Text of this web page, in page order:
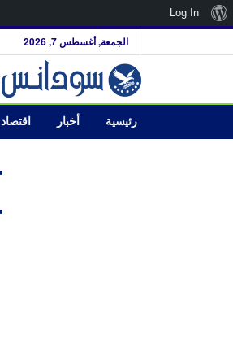
الجمعة, أغسطس 7, 2026
رئيسية أخبار اقتصاد
نبذةLog In